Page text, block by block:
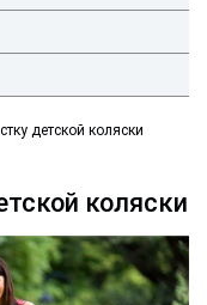
детской коляски
коляски